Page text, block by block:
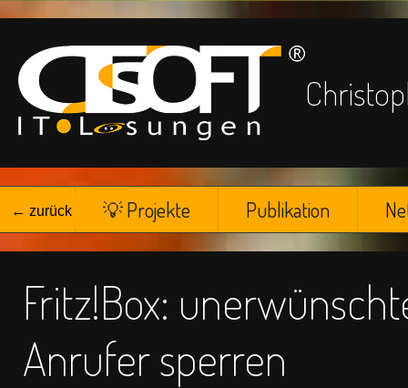
← zurück
☁ 💡 Projekte Publikation
Fritz!Box:
Anrufer sperren